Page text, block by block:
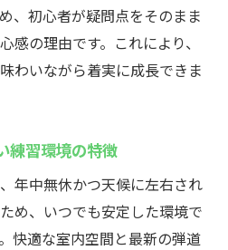
、初心者が疑問点をそのまま
感の理由です。これにより、
わいながら着実に成長できま
練習環境の特徴
年中無休かつ天候に左右され
め、いつでも安定した環境で
快適な室内空間と最新の弾道